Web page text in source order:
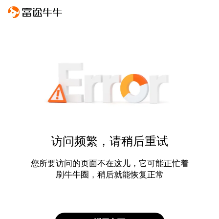
访问频繁，请稍后重试
您所要访问的页面不在这儿，它可能正忙着
刷牛牛圈，稍后就能恢复正常